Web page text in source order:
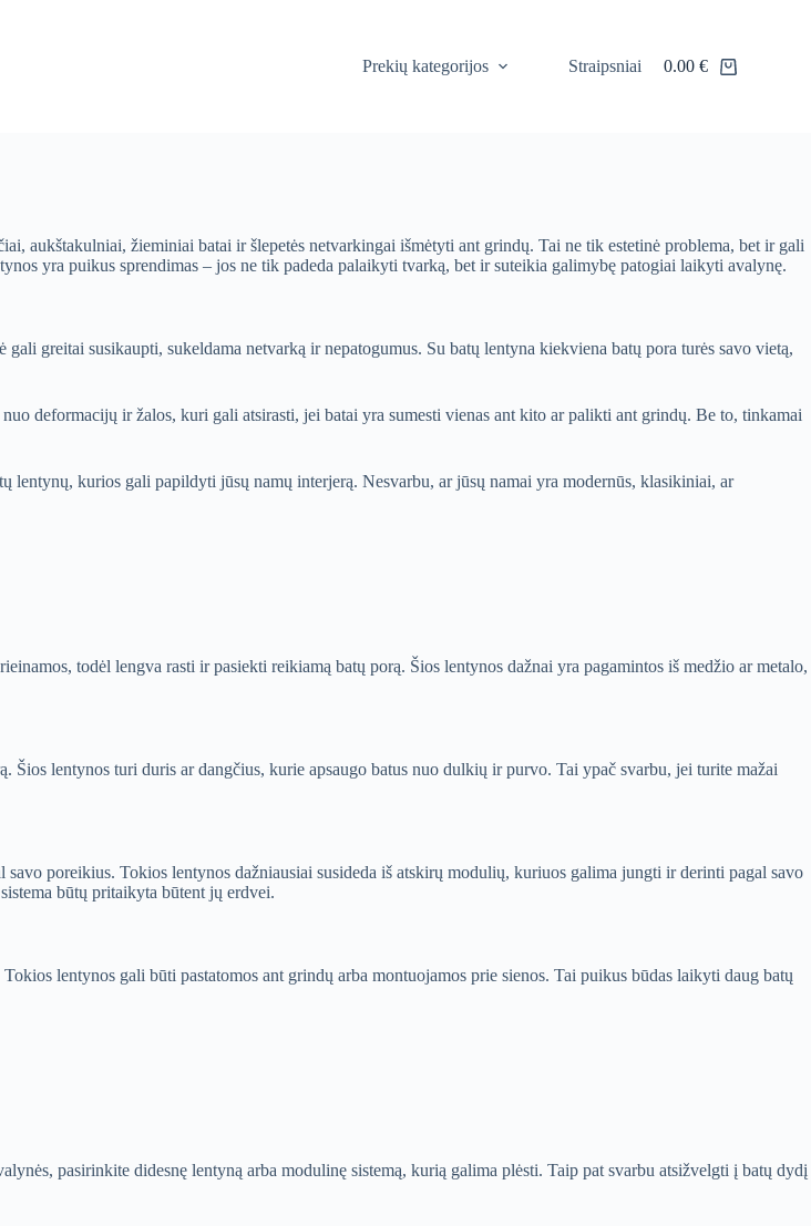
Prekių kategorijos Straipsniai
Shopping
0.00 €
aukštakulniai, žieminiai batai ir šlepetės netvarkingai išmėtyti ant grindų. Tai ne tik estetinė problema, bet ir gali
yra puikus sprendimas – jos ne tik padeda palaikyti tvarką, bet ir suteikia galimybę patogiai laikyti avalynę.
greitai susikaupti, sukeldama netvarką ir nepatogumus. Su batų lentyna kiekviena batų pora turės savo vietą,
deformacijų ir žalos, kuri gali atsirasti, jei batai yra sumesti vienas ant kito ar palikti ant grindų. Be to, tinkamai
kurios gali papildyti jūsų namų interjerą. Nesvarbu, ar jūsų namai yra modernūs, klasikiniai, ar
todėl lengva rasti ir pasiekti reikiamą batų porą. Šios lentynos dažnai yra pagamintos iš medžio ar metalo,
lentynos turi duris ar dangčius, kurie apsaugo batus nuo dulkių ir purvo. Tai ypač svarbu, jei turite mažai
poreikius. Tokios lentynos dažniausiai susideda iš atskirų modulių, kuriuos galima jungti ir derinti pagal savo
būtų pritaikyta būtent jų erdvei.
lentynos gali būti pastatomos ant grindų arba montuojamos prie sienos. Tai puikus būdas laikyti daug batų
pasirinkite didesnę lentyną arba modulinę sistemą, kurią galima plėsti. Taip pat svarbu atsižvelgti į batų dydį